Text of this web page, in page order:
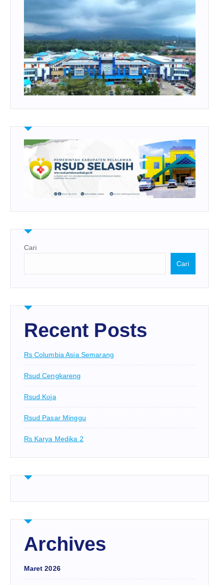
Cari
Cari
Recent Posts
Rs Columbia Asia Semarang
Rsud Cengkareng
Rsud Koja
Rsud Pasar Minggu
Rs Karya Medika 2
Archives
Maret 2026